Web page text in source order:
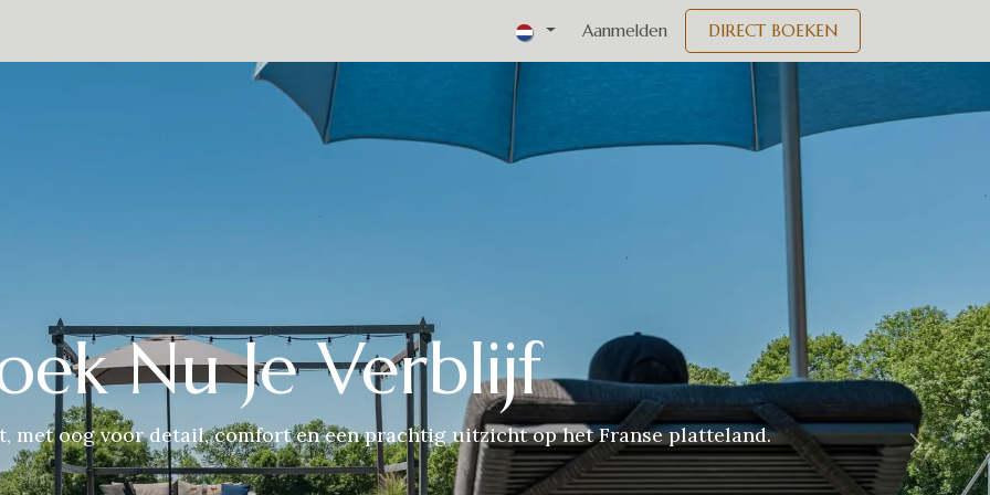
Evenementen Aanmelden DIRECT BOEKEN
Nu Je Verblijf
met oog voor detail, comfort en een prachtig uitzicht op het Franse platteland.